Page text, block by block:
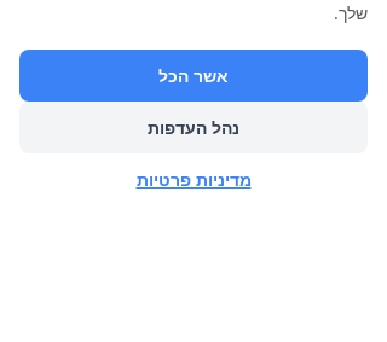
שלך.
אשר הכל
נהל העדפות
מדיניות פרטיות